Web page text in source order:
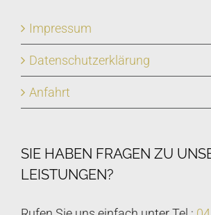
Impressum
Datenschutzerklärung
Anfahrt
SIE HABEN FRAGEN ZU
LEISTUNGEN?